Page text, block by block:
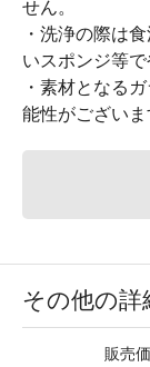
せん。
・洗浄の際は
いスポンジ等で
・素材となる
能性がございま
その他の詳
販売